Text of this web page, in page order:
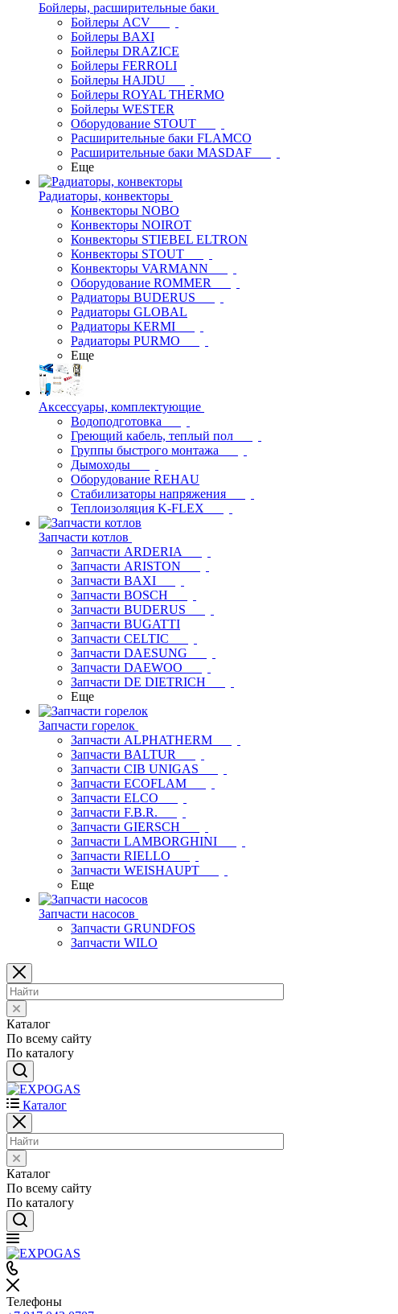
Бойлеры, расширительные баки
Бойлеры ACV
Бойлеры BAXI
Бойлеры DRAZICE
Бойлеры FERROLI
Бойлеры HAJDU
Бойлеры ROYAL THERMO
Бойлеры WESTER
Оборудование STOUT
Расширительные баки FLAMCO
Расширительные баки MASDAF
Еще
Радиаторы, конвекторы
Конвекторы NOBO
Конвекторы NOIROT
Конвекторы STIEBEL ELTRON
Конвекторы STOUT
Конвекторы VARMANN
Оборудование ROMMER
Радиаторы BUDERUS
Радиаторы GLOBAL
Радиаторы KERMI
Радиаторы PURMO
Еще
Аксессуары, комплектующие
Водоподготовка
Греющий кабель, теплый пол
Группы быстрого монтажа
Дымоходы
Оборудование REHAU
Стабилизаторы напряжения
Теплоизоляция K-FLEX
Запчасти котлов
Запчасти ARDERIA
Запчасти ARISTON
Запчасти BAXI
Запчасти BOSCH
Запчасти BUDERUS
Запчасти BUGATTI
Запчасти CELTIC
Запчасти DAESUNG
Запчасти DAEWOO
Запчасти DE DIETRICH
Еще
Запчасти горелок
Запчасти ALPHATHERM
Запчасти BALTUR
Запчасти CIB UNIGAS
Запчасти ECOFLAM
Запчасти ELCO
Запчасти F.B.R.
Запчасти GIERSCH
Запчасти LAMBORGHINI
Запчасти RIELLO
Запчасти WEISHAUPT
Еще
Запчасти насосов
Запчасти GRUNDFOS
Запчасти WILO
Каталог
По всему сайту
По каталогу
Каталог
Каталог
По всему сайту
По каталогу
Телефоны